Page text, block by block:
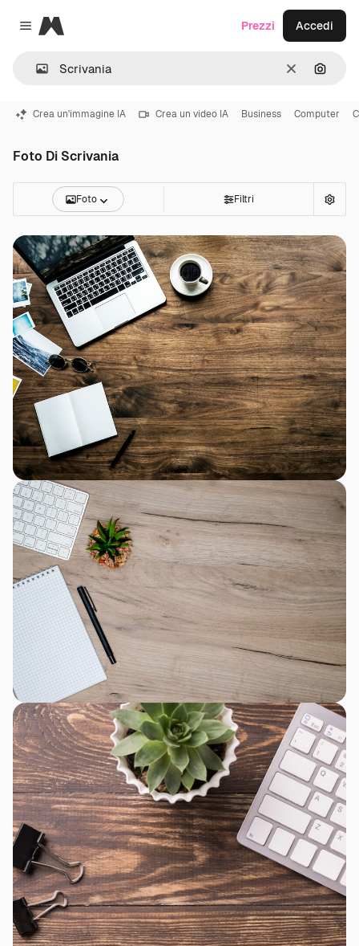
Close menu
Magnific
CancellaCerca
Prezzi Accedi
Crea un'immagine IA Crea un video IA Business Computer
Foto Di Scrivania
Foto Filtri